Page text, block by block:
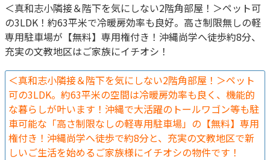
＜真和志小隣接＆階下を気にしない2階角部屋！＞ペット可
の3LDK！約63平米で冷暖房効率も良好。高さ制限無しの軽
専用駐車場が【無料】専用権付き！沖縄尚学へ徒歩約8分、
充実の文教地区はご家族にイチオシ！
＜真和志小隣接＆階下を気にしない2階角部屋！＞ペット
可の3LDK。約63平米の空間は冷暖房効率も良く、機能的
な暮らしが叶います！沖縄で大活躍のトールワゴン等も駐
車可能な「高さ制限なしの軽専用駐車場」の【無料】専用
権付き！沖縄尚学へ徒歩で約8分と、充実の文教地区で新
しいご生活を始めるご家族様にイチオシの物件です！